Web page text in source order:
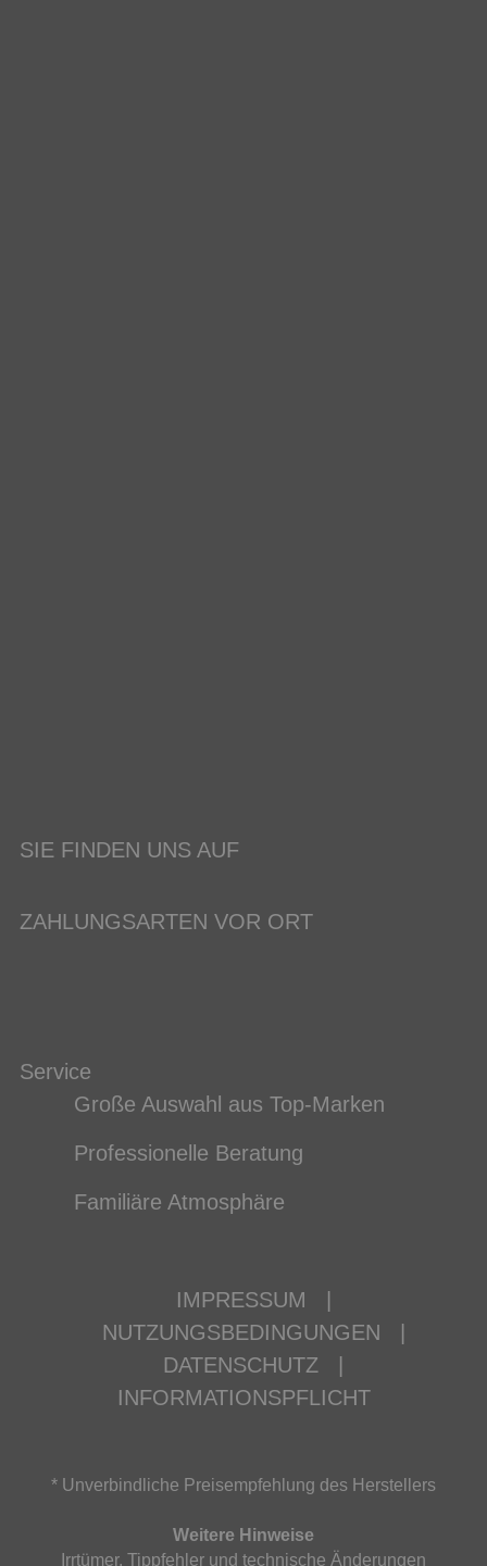
SIE FINDEN UNS AUF
ZAHLUNGSARTEN VOR ORT
Service
Große Auswahl aus Top-Marken
Professionelle Beratung
Familiäre Atmosphäre
IMPRESSUM
NUTZUNGSBEDINGUNGEN
DATENSCHUTZ
INFORMATIONSPFLICHT
* Unverbindliche Preisempfehlung des Herstellers
Weitere Hinweise
Irrtümer, Tippfehler und technische Änderungen